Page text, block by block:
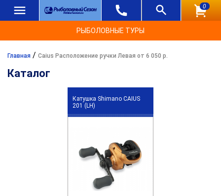
0
РЫБОЛОВНЫЕ ТУРЫ
Главная / Caius Расположение ручки Левая от 6 050 р.
Каталог
Катушка Shimano CAIUS
201 (LH)